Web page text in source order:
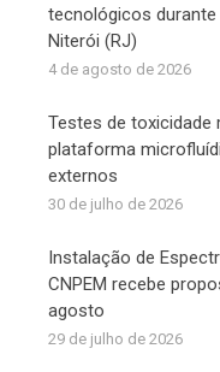
tecnológicos durante
Niterói (RJ)
4 de agosto de 2026
Testes de toxicidade
plataforma
externos
30 de julho de 2026
Instalação de
CNPEM recebe
agosto
29 de julho de 2026